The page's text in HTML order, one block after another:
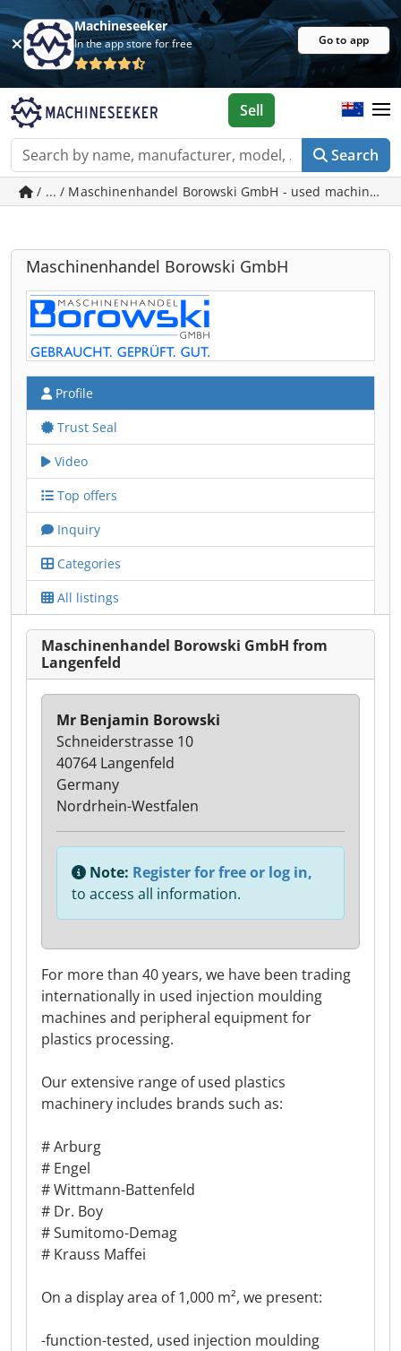
Machineseeker
In the app store for free Go to app
Search
Sell
/ ... / Maschinenhandel Borowski GmbH - used machines
Maschinenhandel Borowski GmbH
Profile
Trust Seal
Video
Top offers
Inquiry
Categories
All listings
Maschinenhandel Borowski GmbH from
Langenfeld
For more than 40 years, we have been trading
internationally in used injection moulding
machines and peripheral equipment for
plastics processing.
Our extensive range of used plastics
machinery includes brands such as:
# Arburg
# Engel
# Wittmann-Battenfeld
# Dr. Boy
# Sumitomo-Demag
# Krauss Maffei
On a display area of 1,000 m², we present:
-function-tested, used injection moulding
Mr Benjamin Borowski
Schneiderstrasse 10
40764 Langenfeld
Germany
Nordrhein-Westfalen
Note: Register for free or log in,
to access all information.